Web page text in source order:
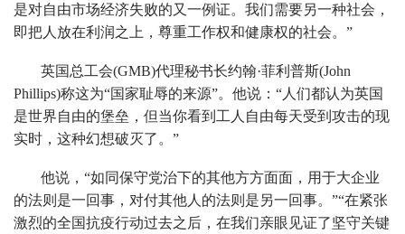
是对自由市场经济失败的又一例证。我们需要另一种社会，
即把人放在利润之上，尊重工作权和健康权的社会。”
英国总工会(GMB)代理秘书长约翰·菲利普斯(John
Phillips)称这为“国家耻辱的来源”。他说：“人们都认为英国
是世界自由的堡垒，但当你看到工人自由每天受到攻击的现
实时，这种幻想破灭了。”
他说，“如同保守党治下的其他方方面面，用于大企业
的法则是一回事，对付其他人的法则是另一回事。”“在紧张
激烈的全国抗疫行动过去之后，在我们亲眼见证了坚守关键